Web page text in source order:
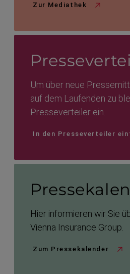
Zur Mediathek
Um über neue
auf dem Laufenden zu
Presse­ver­teiler ein.
In den Presseverteiler
Hier informieren wir Sie
Vienna Insurance Group.
Zum Pressekalender